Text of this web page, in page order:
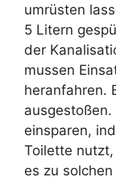
umrüsten
5 Litern
der
mussen
heranfahren.
ausgestoßen.
einsparen,
Toilette
es zu